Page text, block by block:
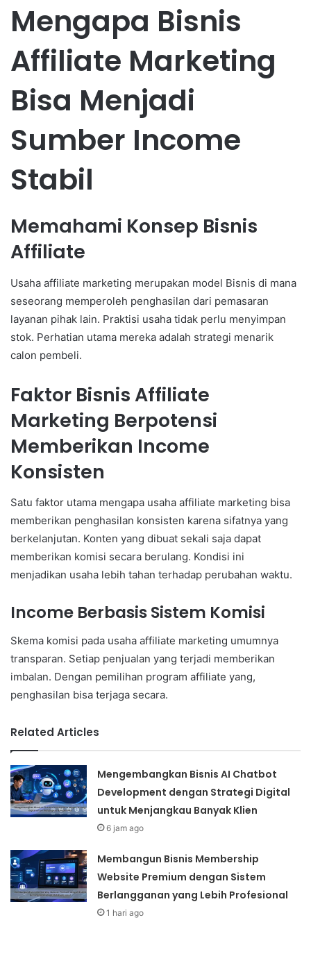
Mengapa Bisnis
Affiliate Marketing
Bisa Menjadi
Sumber Income
Stabil
Memahami Konsep Bisnis
Affiliate
Usaha affiliate marketing merupakan model Bisnis di mana
seseorang memperoleh penghasilan dari pemasaran
layanan pihak lain. Praktisi usaha tidak perlu menyimpan
stok. Perhatian utama mereka adalah strategi menarik
calon pembeli.
Faktor Bisnis Affiliate
Marketing Berpotensi
Memberikan Income
Konsisten
Satu faktor utama mengapa usaha affiliate marketing bisa
memberikan penghasilan konsisten karena sifatnya yang
berkelanjutan. Konten yang dibuat sekali saja dapat
memberikan komisi secara berulang. Kondisi ini
menjadikan usaha lebih tahan terhadap perubahan waktu.
Income Berbasis Sistem Komisi
Skema komisi pada usaha affiliate marketing umumnya
transparan. Setiap penjualan yang terjadi memberikan
imbalan. Dengan pemilihan program affiliate yang,
penghasilan bisa terjaga secara.
Related Articles
Mengembangkan Bisnis AI Chatbot
Development dengan Strategi Digital
untuk Menjangkau Banyak Klien
6 jam ago
Membangun Bisnis Membership
Website Premium dengan Sistem
Berlangganan yang Lebih Profesional
1 hari ago